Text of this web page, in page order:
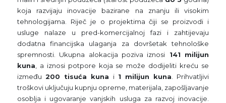
koja razvijaju inovacije bazirane na znanju ili visokim
tehnologijama. Riječ je o projektima čiji se proizvodi i
usluge nalaze u pred-komercijalnoj fazi i zahtijevaju
dodatna financijska ulaganja za dovršetak tehnološke
spremnosti. Ukupna alokacija poziva iznosi 141 milijun
kuna , a iznosi potpore koja se može dodijeliti kreću se
između 200 tisuća kuna i 1 milijun kuna . Prihvatljivi
troškovi uključuju kupnju opreme, materijala, zapošljavanje
osoblja i ugovaranje vanjskih usluga za razvoj inovacije.